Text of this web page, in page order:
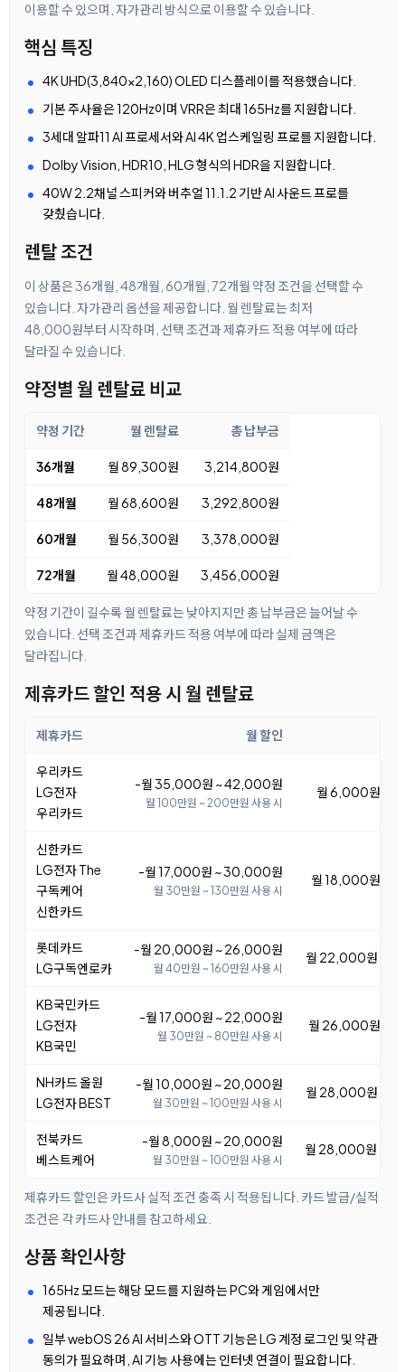
이용할 수 있으며, 자가관리 방식으로 이용할 수 있습니다.
핵심 특징
4K UHD(3,840×2,160) OLED 디스플레이를 적용했습니다.
기본 주사율은 120Hz이며 VRR은 최대 165Hz를 지원합니다.
3세대 알파11 AI 프로세서와 AI 4K 업스케일링 프로를 지원합니다.
Dolby Vision, HDR10, HLG 형식의 HDR을 지원합니다.
40W 2.2채널 스피커와 버추얼 11.1.2 기반 AI 사운드 프로를
갖췄습니다.
렌탈 조건
이 상품은 36개월, 48개월, 60개월, 72개월 약정 조건을 선택할 수
있습니다. 자가관리 옵션을 제공합니다. 월 렌탈료는 최저
48,000원부터 시작하며, 선택 조건과 제휴카드 적용 여부에 따라
달라질 수 있습니다.
약정별 월 렌탈료 비교
약정 기간 월 렌탈료 총 납부금
36개월 월 89,300원 3,214,800원
48개월 월 68,600원 3,292,800원
60개월 월 56,300원 3,378,000원
72개월 월 48,000원 3,456,000원
약정 기간이 길수록 월 렌탈료는 낮아지지만 총 납부금은 늘어날 수
있습니다. 선택 조건과 제휴카드 적용 여부에 따라 실제 금액은
달라집니다.
제휴카드 할인 적용 시 월 렌탈료
제휴카드 월 할인
우리카드
LG전자
우리카드
-월 35,000원 ~ 42,000원
월 100만원 ~ 200만원 사용 시
월 6,000원 ~
신한카드
LG전자 The
구독케어
신한카드
-월 17,000원 ~ 30,000원
월 30만원 ~ 130만원 사용 시
월 18,000원 ~
롯데카드
LG구독엔로카
-월 20,000원 ~ 26,000원
월 40만원 ~ 160만원 사용 시
월 22,000원 ~
KB국민카드
LG전자
KB국민
-월 17,000원 ~ 22,000원
월 30만원 ~ 80만원 사용 시
월 26,000원 ~
NH카드 올원
LG전자 BEST
-월 10,000원 ~ 20,000원
월 30만원 ~ 100만원 사용 시
월 28,000원 ~
전북카드
베스트케어
-월 8,000원 ~ 20,000원
월 30만원 ~ 100만원 사용 시
월 28,000원 ~
제휴카드 할인은 카드사 실적 조건 충족 시 적용됩니다. 카드 발급/실적
조건은 각 카드사 안내를 참고하세요.
상품 확인사항
165Hz 모드는 해당 모드를 지원하는 PC와 게임에서만
제공됩니다.
일부 webOS 26 AI 서비스와 OTT 기능은 LG 계정 로그인 및 약관
동의가 필요하며, AI 기능 사용에는 인터넷 연결이 필요합니다.